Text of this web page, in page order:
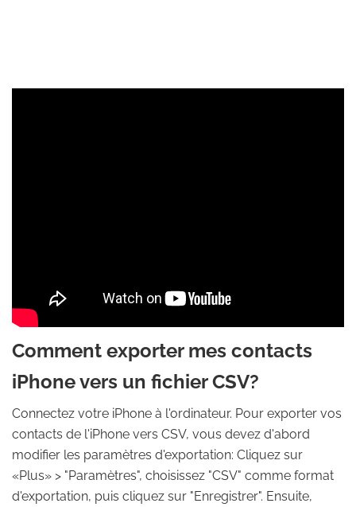
Comment exporter mes contacts
iPhone vers un fichier CSV?
Connectez votre iPhone à l'ordinateur. Pour exporter vos
contacts de l'iPhone vers CSV, vous devez d'abord
modifier les paramètres d'exportation: Cliquez sur
«Plus» > "Paramètres", choisissez "CSV" comme format
d'exportation, puis cliquez sur "Enregistrer". Ensuite,